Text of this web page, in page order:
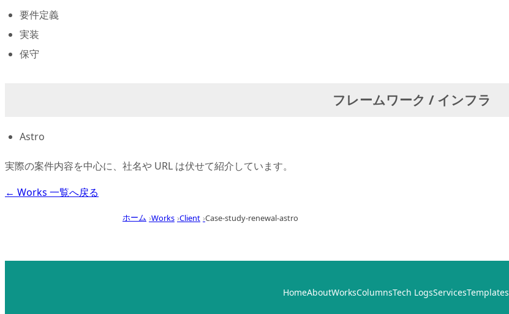
要件定義
実装
保守
フレームワーク / インフラ
Astro
実際の案件内容を中心に、社名や URL は伏せて紹介しています。
← Works 一覧へ戻る
ホーム ›Works ›Client ›Case-study-renewal-astro
HomeAboutWorksColumnsTech LogsServicesTemplates